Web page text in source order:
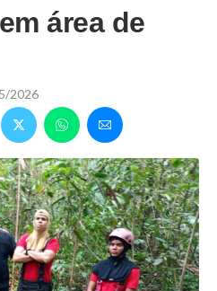
área de
2026